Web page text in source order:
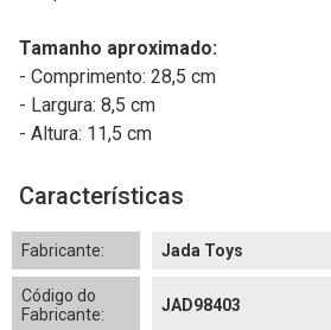
Tamanho aproximado:
- Comprimento: 28,5 cm
- Largura: 8,5 cm
- Altura: 11,5 cm
Características
Fabricante: Jada Toys
Código do
Fabricante:
JAD98403